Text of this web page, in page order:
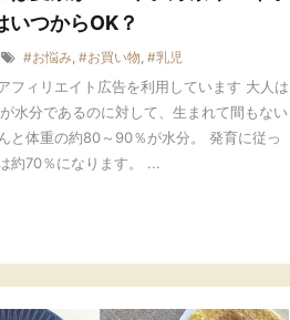
いつからOK？
#お悩み, #お買い物 #乳児
フィリエイト広告を利用しています 大人は
水分であるのに対して、生まれて間もない
と体重の約80～90％が水分。 発育に従っ
約70％になります。 ...